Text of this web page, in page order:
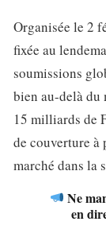
Organisée le 2
fixée au
soumissions
bien au-delà du
15 milliards de
de couverture à
marché dans la
Ne
en